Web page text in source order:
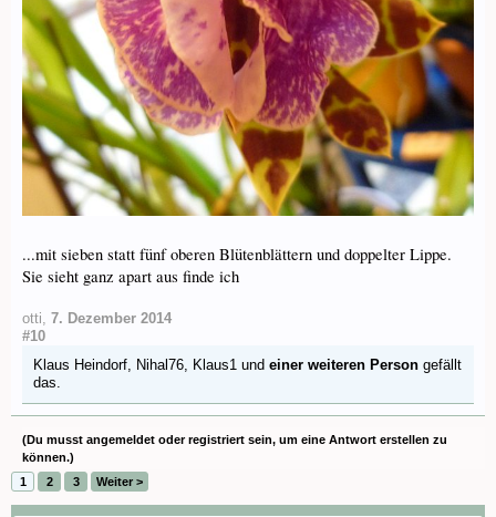
...mit sieben statt fünf oberen Blütenblättern und doppelter Lippe.
Sie sieht ganz apart aus finde ich
otti, 7. Dezember 2014
#10
Klaus Heindorf, Nihal76, Klaus1 und einer weiteren Person gefällt
das.
(Du musst angemeldet oder registriert sein, um eine Antwort erstellen zu
können.)
1
2 3 Weiter >